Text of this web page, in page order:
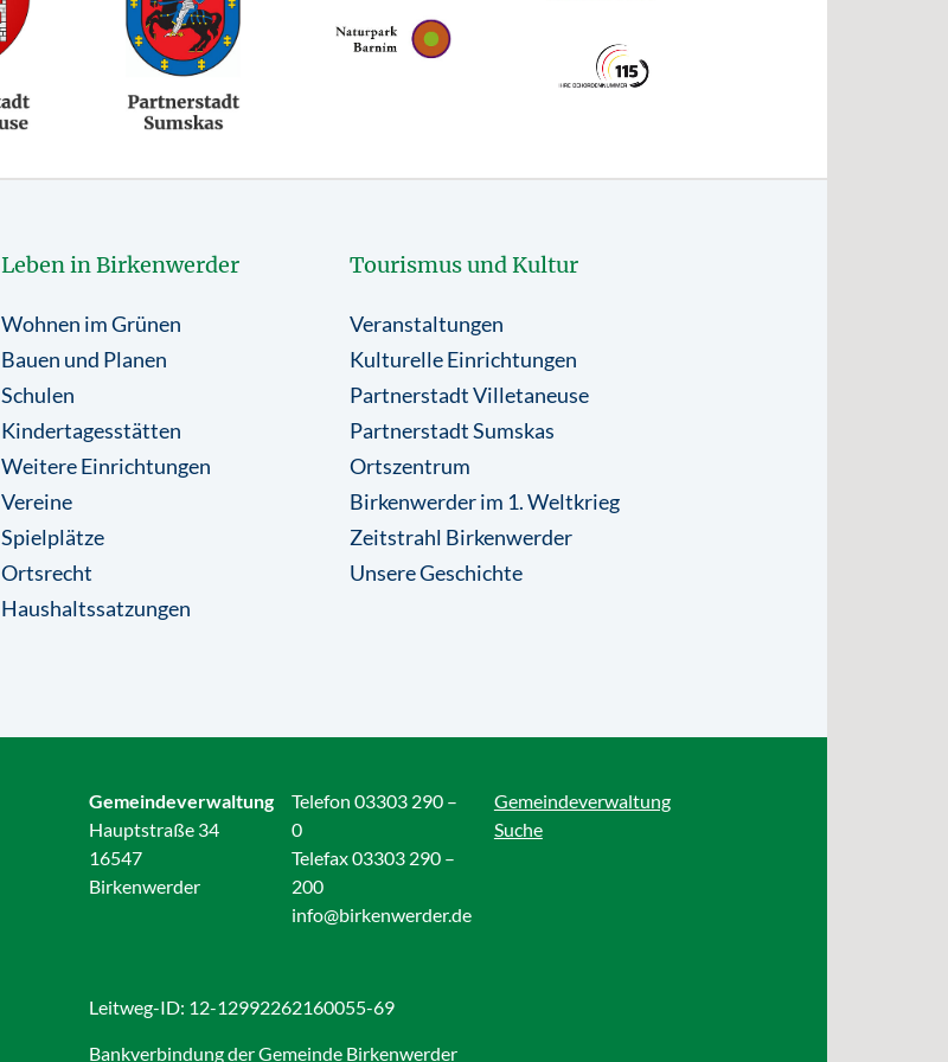
Leben in Birkenwerder
Wohnen im Grünen
Bauen und Planen
Schulen
Kindertagesstätten
Weitere Einrichtungen
Vereine
Spielplätze
Ortsrecht
Haushaltssatzungen
Tourismus und Kultur
Veranstaltungen
Kulturelle Einrichtungen
Partnerstadt Villetaneuse
Partnerstadt Sumskas
Ortszentrum
Birkenwerder im 1. Weltkrieg
Zeitstrahl Birkenwerder
Unsere Geschichte
Gemeindeverwaltung
Hauptstraße 34
16547
Birkenwerder
Telefon 03303 290 –
0
Telefax 03303 290 –
200
info@birkenwerder.de
Gemeindeverwaltung
Suche
Leitweg-ID: 12-12992262160055-69
Bankverbindung der Gemeinde Birkenwerder